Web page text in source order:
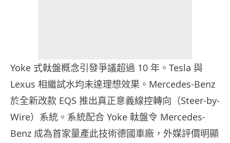
Yoke 式軚盤概念引發爭議超過 10 年。Tesla 與
Lexus 相繼試水均未達理想效果。Mercedes-Benz
於全新改款 EQS 推出真正意義線控轉向（Steer-by-
Wire）系統。系統配合 Yoke 軚盤令 Mercedes-
Benz 成為首家量產此技術德國車廠，外媒評價明顯